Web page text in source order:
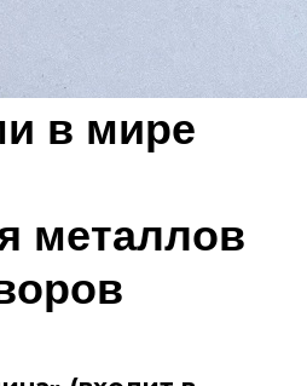
в мире
металлов